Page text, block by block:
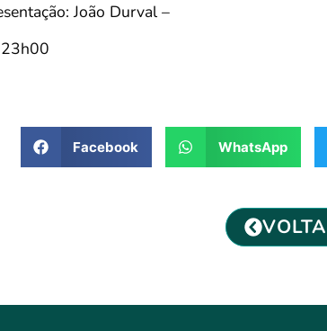
João Durval –
Facebook WhatsApp